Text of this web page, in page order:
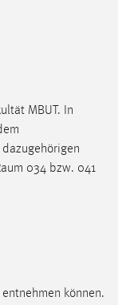
MBUT. In
034 bzw. 041
können.